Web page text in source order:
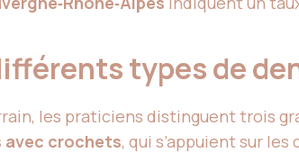
types de
les praticiens distinguent trois
avec crochets, qui s’appuient sur